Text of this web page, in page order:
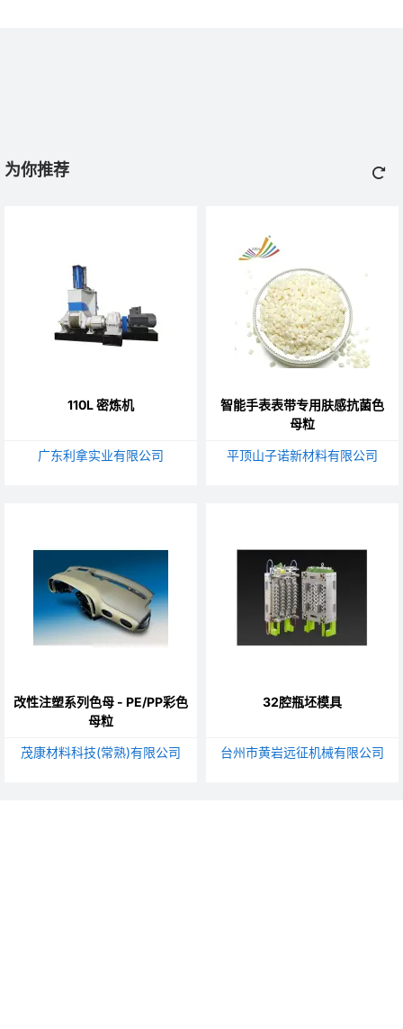
为你推荐
110L 密炼机
广东利拿实业有限公司
智能手表表带专用肤感抗菌色
母粒
平顶山子诺新材料有限公司
改性注塑系列色母 - PE/PP彩色
母粒
茂康材料科技(常熟)有限公司
32腔瓶坯模具
台州市黄岩远征机械有限公司